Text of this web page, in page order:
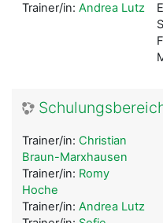
Trainer/in: Andrea Lutz
Trainer/in: Christian
Braun-Marxhausen
Trainer/in: Romy
Hoche
Trainer/in: Andrea Lutz